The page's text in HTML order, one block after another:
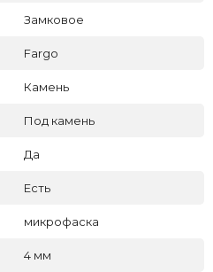
Замковое
Fargo
Камень
Под камень
Да
Есть
микрофаска
4 мм